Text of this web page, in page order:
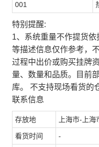
001
特别提醒:
1、系统重量不作提货
等描述信息仅作参考，
过程中出价或购买挂牌
量、数量和品质。目前
库。 不支持现场看货的
联系信息
存放地 上海市-上海
看货时间 -